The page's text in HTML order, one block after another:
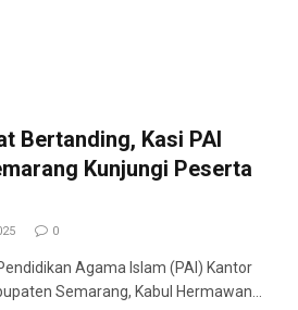
Bertanding, Kasi PAI
Kunjungi Peserta
0
Agama Islam (PAI) Kantor
Semarang, Kabul Hermawan…